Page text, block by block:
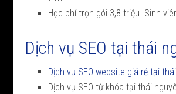
Học phí trọn gói 3,8 triệu. Sinh
Dịch vụ SEO tại thái
Dịch vụ SEO website giá rẻ tại
Dịch vụ SEO từ khóa tại thái